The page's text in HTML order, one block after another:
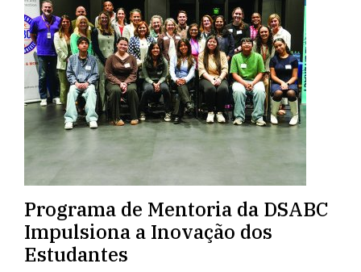
Programa de Mentoria da DSABC
Impulsiona a Inovação dos
Estudantes